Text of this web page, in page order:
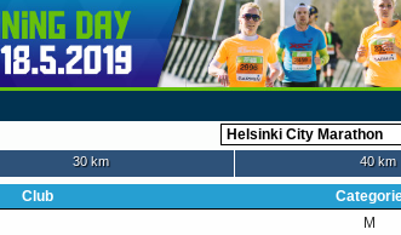
30 km 40 km
Club
M